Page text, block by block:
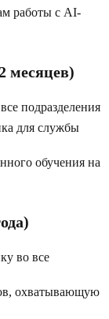
работы с AI-
месяцев)
подразделения
для службы
обучения на
во все
охватывающую